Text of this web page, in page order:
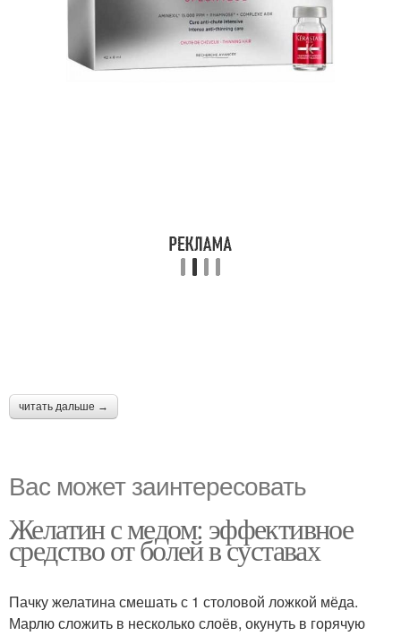
читать дальше →
Вас может заинтересовать
Желатин с медом: эффективное
средство от болей в суставах
Пачку желатина смешать с 1 столовой ложкой мёда.
Марлю сложить в несколько слоёв, окунуть в горячую